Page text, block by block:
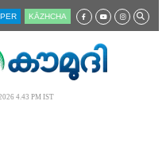
KĀZHCHA
4.43 PM IST